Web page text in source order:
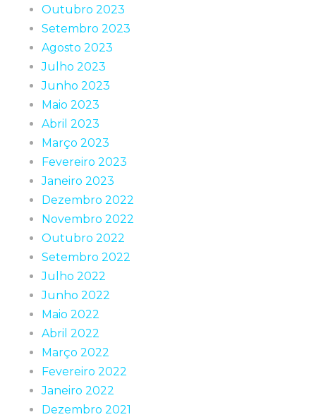
Outubro 2023
Setembro 2023
Agosto 2023
Julho 2023
Junho 2023
Maio 2023
Abril 2023
Março 2023
Fevereiro 2023
Janeiro 2023
Dezembro 2022
Novembro 2022
Outubro 2022
Setembro 2022
Julho 2022
Junho 2022
Maio 2022
Abril 2022
Março 2022
Fevereiro 2022
Janeiro 2022
Dezembro 2021